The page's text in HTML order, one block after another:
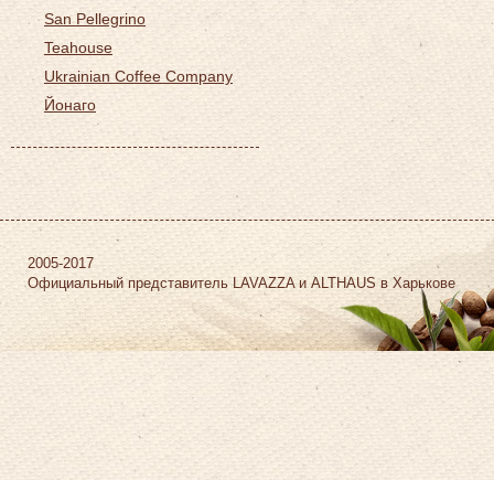
San Pellegrino
Teahouse
Ukrainian Coffee Company
Йонаго
2005-2017
Официальный представитель LAVAZZA и ALTHAUS в Харькове